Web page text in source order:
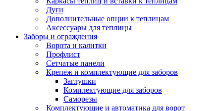
Дуги
Дополнительные опции к теплицам
Аксессуары для теплицы
Заборы и ограждения
Ворота и калитки
Профлист
Сетчатые панели
Крепеж и комплектующие для заборов
Заглушки
Комплектующие для заборов
Саморезы
Комплектующие и автоматика для ворот